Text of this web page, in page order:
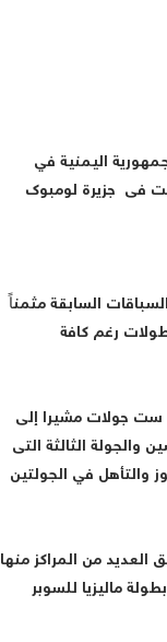
اليمنية في
فى جزيرة لومبوك
السابقة مثمناً
رغم كافة
ست جولات مشيرا إلى
والجولة الثالثة التى
والتأهل في الجولتين
العديد من المراكز منها
ماليزيا للسوبر